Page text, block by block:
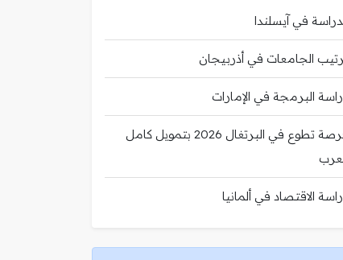
في آيسلندا
الجامعات في أذربيجان
البرمجة في الإمارات
فرصة تطوع في البرتغال 2026 بتمويل كامل
الاقتصاد في ألمانيا